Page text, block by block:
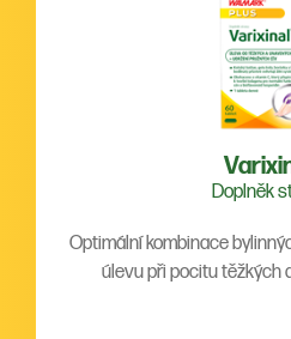
Doplněk
Optimální kombinace
úlevu při pocitu těžkých